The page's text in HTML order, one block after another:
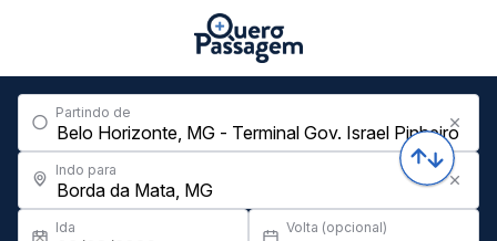
Partindo de
Indo para
Ida Volta (opcional)